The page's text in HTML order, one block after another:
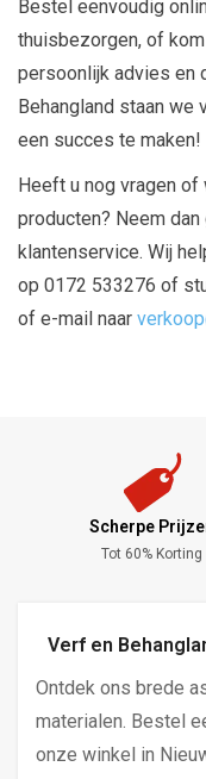
Bestel eenvoudig
thuisbezorgen, of
persoonlijk advies en
Behangland staan we
een succes te maken!
Heeft u nog vragen
producten? Neem
klantenservice. Wij
op 0172 533276 of
of e-mail naar
Scherpe
Tot 60% Korting
Verf en
Ontdek ons brede
materialen. Bestel
onze winkel in